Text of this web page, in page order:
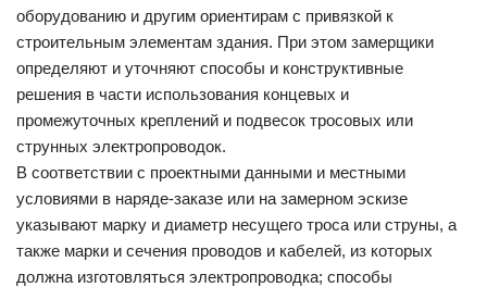
оборудованию и другим ориентирам с привязкой к
строительным элементам здания. При этом замерщики
определяют и уточняют способы и конструктивные
решения в части использования концевых и
промежуточных креплений и подвесок тросовых или
струнных электропроводок.
В соответствии с проектными данными и местными
условиями в наряде-заказе или на замерном эскизе
указывают марку и диаметр несущего троса или струны, а
также марки и сечения проводов и кабелей, из которых
должна изготовляться электропроводка; способы